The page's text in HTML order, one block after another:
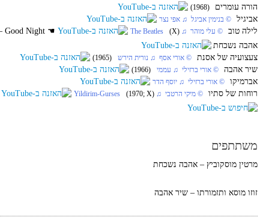
הורה עומרים (1968)
אביגיל ‏ © בנימין אביגל‏ ♫ אפי נצר
לילה טוב ‏ © עלי מוהר‏ ♫ The Beatles (X)
☚
אהבה נשכחת
צעצועיה של אסנת ‏ © אורי אסף‏ ♫ נורית הירש (1965)
שיר אהבה ‏ © אורי ברזילי‏ ♫ עממי (1966)
אברמיקו ‏ © אורי ברזילי‏ ♫ יוסף הדר
רוחות של סתיו ‏ © מיקי הרטבי‏ ♫ Yildirim-Gurses (1970; X)
משתתפים
מרטין מוסקוביץ – אהבה נשכחת
זוזו מוסא ותזמורתו – שיר אהבה